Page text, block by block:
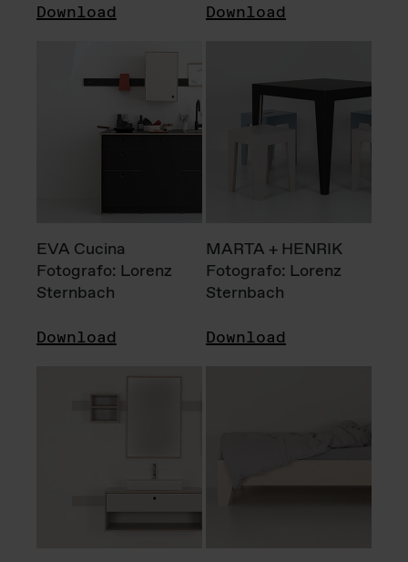
Download Download
EVA Cucina
Fotografo: Lorenz
Sternbach
Download
MARTA + HENRIK
Fotografo: Lorenz
Sternbach
Download